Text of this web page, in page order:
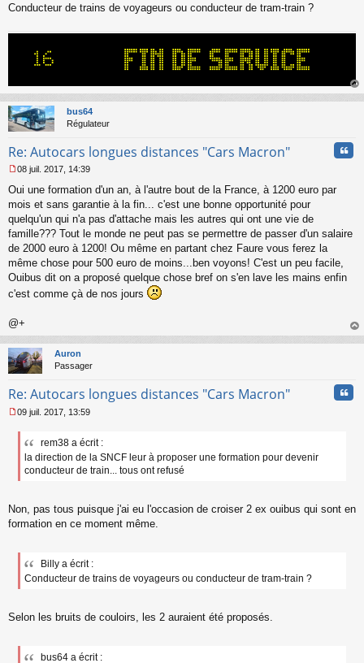
Conducteur de trains de voyageurs ou conducteur de tram-train ?
au
bus64
Régulateur
Re: Autocars longues distances "Cars Macron"
e
s
s
g
e
n
o
l
08 juil. 2017, 14:39
Oui une formation d'un an, à l'autre bout de la France, à 1200 euro par
mois et sans garantie à la fin... c'est une bonne opportunité pour
quelqu'un qui n'a pas d'attache mais les autres qui ont une vie de
famille??? Tout le monde ne peut pas se permettre de passer d'un salaire
de 2000 euro à 1200! Ou même en partant chez Faure vous ferez la
même chose pour 500 euro de moins...ben voyons! C'est un peu facile,
Ouibus dit on a proposé quelque chose bref on s'en lave les mains enfin
c'est comme çà de nos jours
@+
au
Auron
Passager
Re: Autocars longues distances "Cars Macron"
e
g
n
n
u
09 juil. 2017, 13:59
rem38 a écrit :
la direction de la SNCF leur à proposer une formation pour devenir
conducteur de train... tous ont refusé
Non, pas tous puisque j'ai eu l'occasion de croiser 2 ex ouibus qui sont en
formation en ce moment même.
Billy a écrit :
Conducteur de trains de voyageurs ou conducteur de tram-train ?
Selon les bruits de couloirs, les 2 auraient été proposés.
bus64 a écrit :